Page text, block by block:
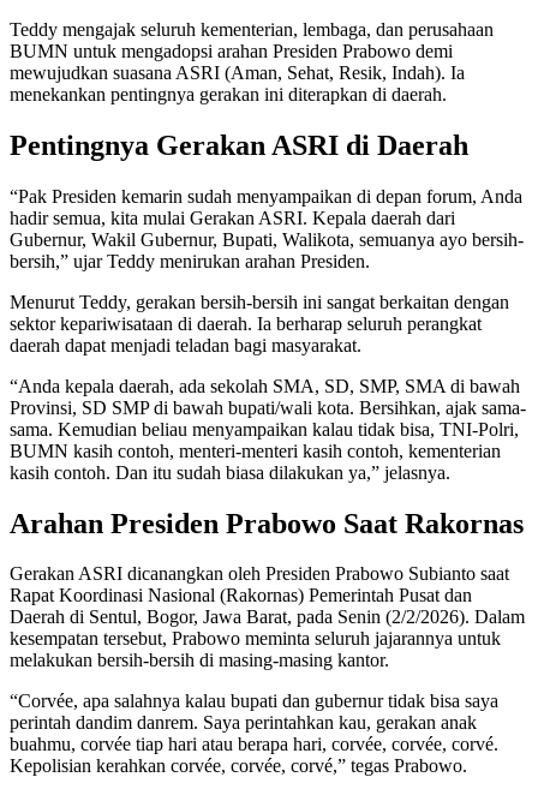
Teddy mengajak seluruh kementerian, lembaga, dan perusahaan
BUMN untuk mengadopsi arahan Presiden Prabowo demi
mewujudkan suasana ASRI (Aman, Sehat, Resik, Indah). Ia
menekankan pentingnya gerakan ini diterapkan di daerah.
Pentingnya Gerakan ASRI di Daerah
“Pak Presiden kemarin sudah menyampaikan di depan forum, Anda
hadir semua, kita mulai Gerakan ASRI. Kepala daerah dari
Gubernur, Wakil Gubernur, Bupati, Walikota, semuanya ayo bersih-
bersih,” ujar Teddy menirukan arahan Presiden.
Menurut Teddy, gerakan bersih-bersih ini sangat berkaitan dengan
sektor kepariwisataan di daerah. Ia berharap seluruh perangkat
daerah dapat menjadi teladan bagi masyarakat.
“Anda kepala daerah, ada sekolah SMA, SD, SMP, SMA di bawah
Provinsi, SD SMP di bawah bupati/wali kota. Bersihkan, ajak sama-
sama. Kemudian beliau menyampaikan kalau tidak bisa, TNI-Polri,
BUMN kasih contoh, menteri-menteri kasih contoh, kementerian
kasih contoh. Dan itu sudah biasa dilakukan ya,” jelasnya.
Arahan Presiden Prabowo Saat Rakornas
Gerakan ASRI dicanangkan oleh Presiden Prabowo Subianto saat
Rapat Koordinasi Nasional (Rakornas) Pemerintah Pusat dan
Daerah di Sentul, Bogor, Jawa Barat, pada Senin (2/2/2026). Dalam
kesempatan tersebut, Prabowo meminta seluruh jajarannya untuk
melakukan bersih-bersih di masing-masing kantor.
“Corvée, apa salahnya kalau bupati dan gubernur tidak bisa saya
perintah dandim danrem. Saya perintahkan kau, gerakan anak
buahmu, corvée tiap hari atau berapa hari, corvée, corvée, corvé.
Kepolisian kerahkan corvée, corvée, corvé,” tegas Prabowo.